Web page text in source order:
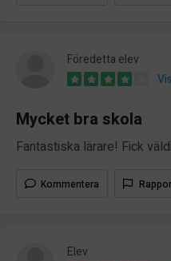
Föredetta elev
Mycket bra skola
Fantastiska lärare! Fick
Kommentera
Elev